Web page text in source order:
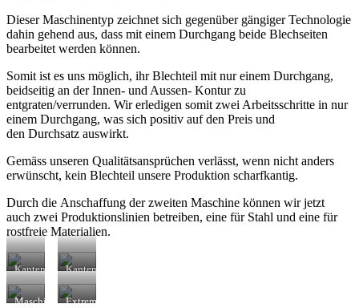
Dieser Maschinentyp zeichnet sich gegenüber gängiger Technologie
dahin gehend aus, dass mit einem Durchgang beide Blechseiten
bearbeitet werden können.
Somit ist es uns möglich, ihr Blechteil mit nur einem Durchgang,
beidseitig an der Innen- und Aussen- Kontur zu
entgraten/verrunden. Wir erledigen somit zwei Arbeitsschritte in nur
einem Durchgang, was sich positiv auf den Preis und
den Durchsatz auswirkt.
Gemäss unseren Qualitätsansprüchen verlässt, wenn nicht anders
erwünscht, kein Blechteil unsere Produktion scharfkantig.
Durch die Anschaffung der zweiten Maschine können wir jetzt
auch zwei Produktionslinien betreiben, eine für Stahl und eine für
rostfreie Materialien.
Kantenverrundung
bei
Aluminium
Kantenverrundung
bei
Aluminium
Maschineninnenansicht /
Extrembeispiel